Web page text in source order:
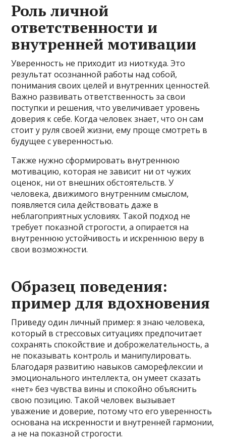
Роль личной
ответственности и
внутренней мотивации
Уверенность не приходит из ниоткуда. Это
результат осознанной работы над собой,
понимания своих целей и внутренних ценностей.
Важно развивать ответственность за свои
поступки и решения, что увеличивает уровень
доверия к себе. Когда человек знает, что он сам
стоит у руля своей жизни, ему проще смотреть в
будущее с уверенностью.
Также нужно сформировать внутреннюю
мотивацию, которая не зависит ни от чужих
оценок, ни от внешних обстоятельств. У
человека, движимого внутренним смыслом,
появляется сила действовать даже в
неблагоприятных условиях. Такой подход не
требует показной строгости, а опирается на
внутреннюю устойчивость и искреннюю веру в
свои возможности.
Образец поведения:
пример для вдохновения
Приведу один личный пример: я знаю человека,
который в стрессовых ситуациях предпочитает
сохранять спокойствие и доброжелательность, а
не показывать контроль и манипулировать.
Благодаря развитию навыков саморефлексии и
эмоционального интеллекта, он умеет сказать
«нет» без чувства вины и спокойно объяснить
свою позицию. Такой человек вызывает
уважение и доверие, потому что его уверенность
основана на искренности и внутренней гармонии,
а не на показной строгости.